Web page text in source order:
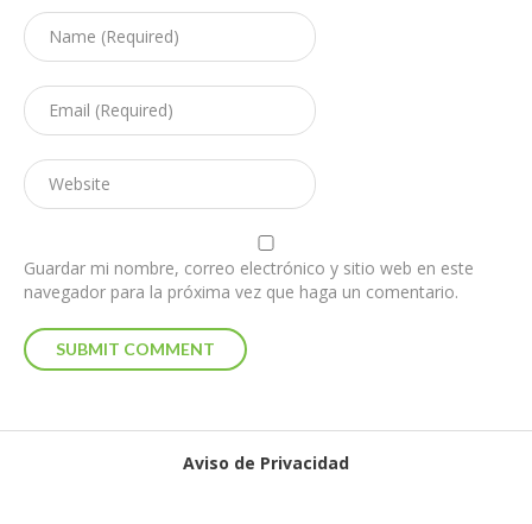
Guardar mi nombre, correo electrónico y sitio web en este
navegador para la próxima vez que haga un comentario.
Aviso de Privacidad